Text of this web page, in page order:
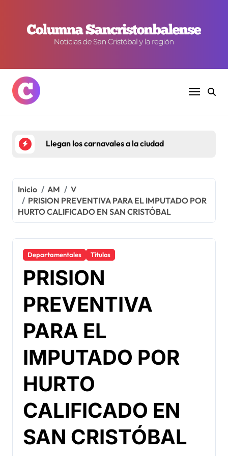
contenido
Llegan los carnavales a la ciudad
Inicio AM
V
PRISION PREVENTIVA PARA EL IMPUTADO POR
HURTO CALIFICADO EN SAN CRISTÓBAL
Departamentales Titulos
PRISION
PREVENTIVA
PARA EL
IMPUTADO POR
HURTO
CALIFICADO EN
SAN CRISTÓBAL